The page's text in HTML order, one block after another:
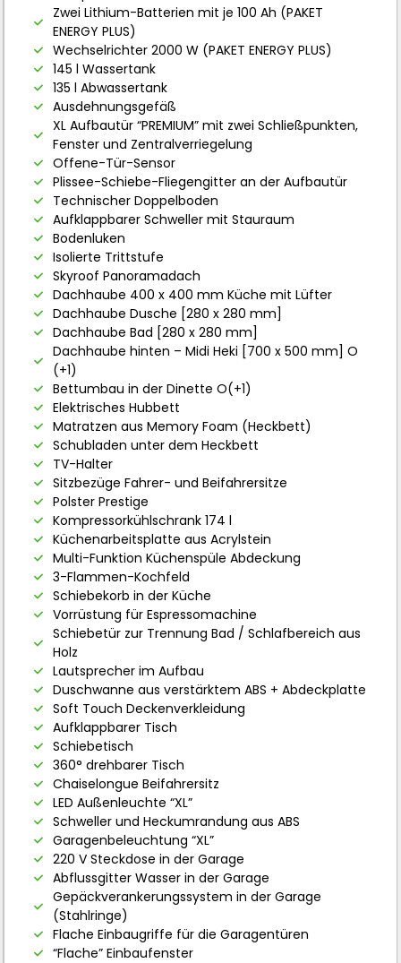
Zwei Lithium-Batterien mit je 100 Ah (PAKET
ENERGY PLUS)
Wechselrichter 2000 W (PAKET ENERGY PLUS)
145 l Wassertank
135 l Abwassertank
Ausdehnungsgefäß
XL Aufbautür “PREMIUM” mit zwei Schließpunkten,
Fenster und Zentralverriegelung
Offene-Tür-Sensor
Plissee-Schiebe-Fliegengitter an der Aufbautür
Technischer Doppelboden
Aufklappbarer Schweller mit Stauraum
Bodenluken
Isolierte Trittstufe
Skyroof Panoramadach
Dachhaube 400 x 400 mm Küche mit Lüfter
Dachhaube Dusche [280 x 280 mm]
Dachhaube Bad [280 x 280 mm]
Dachhaube hinten – Midi Heki [700 x 500 mm] O
(+1)
Bettumbau in der Dinette O(+1)
Elektrisches Hubbett
Matratzen aus Memory Foam (Heckbett)
Schubladen unter dem Heckbett
TV-Halter
Sitzbezüge Fahrer- und Beifahrersitze
Polster Prestige
Kompressorkühlschrank 174 l
Küchenarbeitsplatte aus Acrylstein
Multi-Funktion Küchenspüle Abdeckung
3-Flammen-Kochfeld
Schiebekorb in der Küche
Vorrüstung für Espressomachine
Schiebetür zur Trennung Bad / Schlafbereich aus
Holz
Lautsprecher im Aufbau
Duschwanne aus verstärktem ABS + Abdeckplatte
Soft Touch Deckenverkleidung
Aufklappbarer Tisch
Schiebetisch
360° drehbarer Tisch
Chaiselongue Beifahrersitz
LED Außenleuchte “XL”
Schweller und Heckumrandung aus ABS
Garagenbeleuchtung “XL”
220 V Steckdose in der Garage
Abflussgitter Wasser in der Garage
Gepäckverankerungssystem in der Garage
(Stahlringe)
Flache Einbaugriffe für die Garagentüren
“Flache” Einbaufenster